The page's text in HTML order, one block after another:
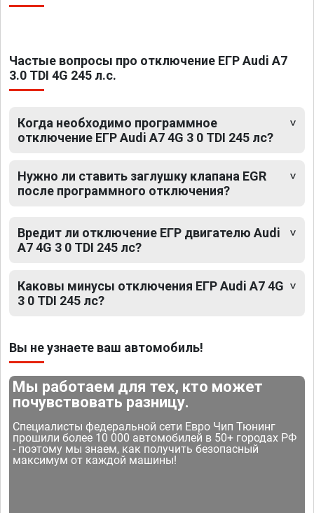
Частые вопросы про отключение ЕГР Audi A7
3.0 TDI 4G 245 л.с.
Когда необходимо программное
отключение ЕГР Audi A7 4G 3 0 TDI 245 лс?
Нужно ли ставить заглушку клапана EGR
после программного отключения?
Вредит ли отключение ЕГР двигателю Audi
A7 4G 3 0 TDI 245 лс?
Каковы минусы отключения ЕГР Audi A7 4G
3 0 TDI 245 лс?
Вы не узнаете ваш автомобиль!
Мы работаем для тех, кто может
почувствовать разницу.
Специалисты федеральной сети Евро Чип Тюнинг
прошили более 10 000 автомобилей в 50+ городах РФ
- поэтому мы знаем, как получить безопасный
максимум от каждой машины!